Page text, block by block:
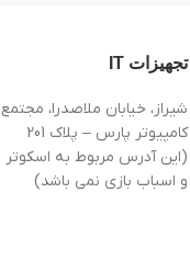
تجهیزات IT
شیراز، خیابان ملاصدرا، مجتمع
کامپیوتر پارس – پلاک 201
(این آدرس مربوط به اسکوتر
و اسباب بازی نمی باشد)